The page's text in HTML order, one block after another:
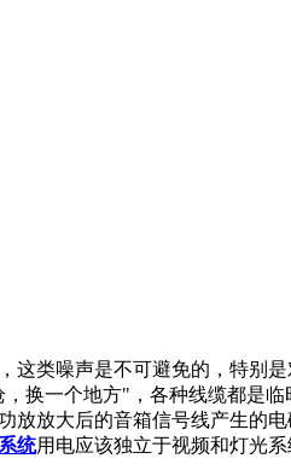
这类噪声是不可避免的，特别
换一个地方"，各种线缆都是临
放放大后的音箱信号线产生的
统用电应该独立于视频和灯光